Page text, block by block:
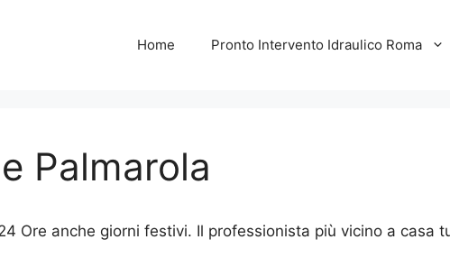
Home Pronto Intervento Idraulico Roma
Palmarola
Ore anche giorni festivi. Il professionista più vicino a casa